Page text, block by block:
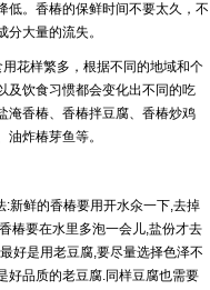
低。香椿的保鲜时间不要太久，不
分大量的流失。
样繁多，根据不同的地域和个
及饮食习惯都会变化出不同的吃
淹香椿、香椿拌豆腐、香椿炒鸡
油炸椿芽鱼等。
鲜的香椿要用开水氽一下,去掉
椿要在水里多泡一会儿,盐份才去
好是用老豆腐,要尽量选择色泽不
好品质的老豆腐.同样豆腐也需要